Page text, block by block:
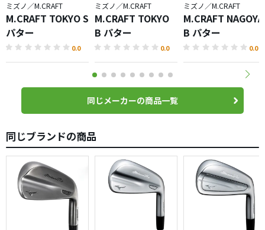
ミズノ／M.CRAFT
M.CRAFT TOKYO S
パター
0.0
ミズノ／M.CRAFT
M.CRAFT TOKYO
B パター
0.0
ミズノ／M.CRAFT
M.CRAFT NAGOYA
B パター
0.0
同じメーカーの商品一覧
同じブランドの商品